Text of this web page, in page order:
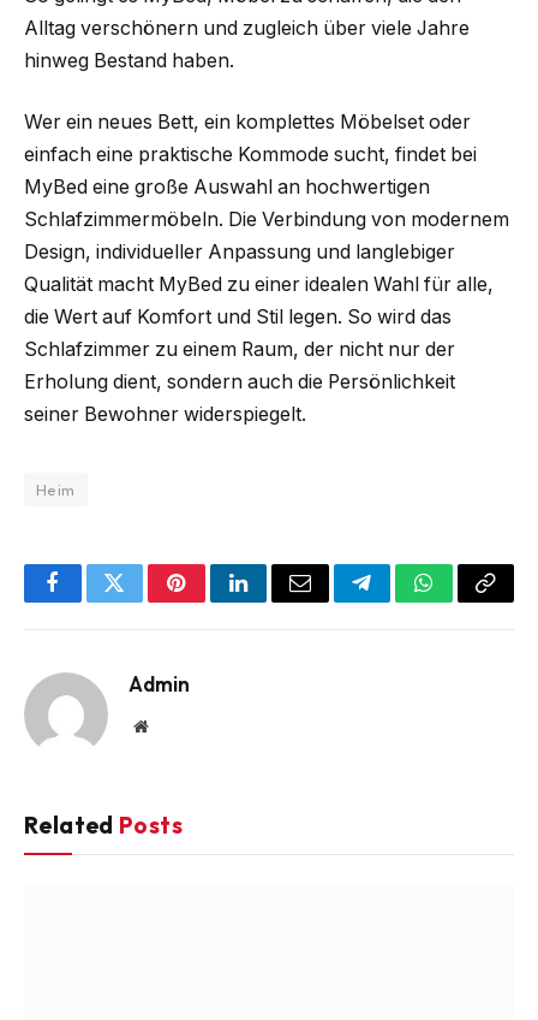
Alltag verschönern und zugleich über viele Jahre
hinweg Bestand haben.
Wer ein neues Bett, ein komplettes Möbelset oder
einfach eine praktische Kommode sucht, findet bei
MyBed eine große Auswahl an hochwertigen
Schlafzimmermöbeln. Die Verbindung von modernem
Design, individueller Anpassung und langlebiger
Qualität macht MyBed zu einer idealen Wahl für alle,
die Wert auf Komfort und Stil legen. So wird das
Schlafzimmer zu einem Raum, der nicht nur der
Erholung dient, sondern auch die Persönlichkeit
seiner Bewohner widerspiegelt.
Heim
FacebookTwitterPinterestLinkedInEmail TelegramWhatsApp
Copy
Admin
Website
Related Posts